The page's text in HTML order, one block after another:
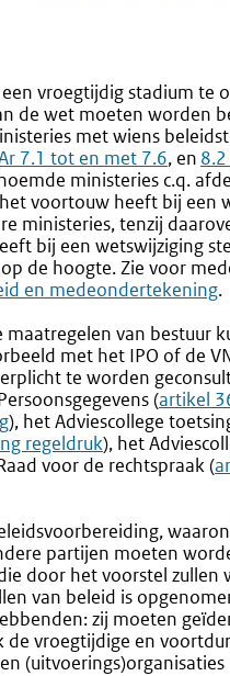
vroegtijdig stadium te
de wet moeten worden
met wiens
7.1 tot en met 7.6, en 8.2
ministeries c.q.
voortouw heeft bij een
ministeries, tenzij
bij een wetswijziging
de hoogte. Zie voor
en medeondertekening.
van bestuur
met het IPO of de
te worden
(Externe
link:
artikel
), het Adviescollege
regeldruk), het
voor de rechtspraak (
partijen moeten
door het voorstel zullen
van beleid is
zij moeten
de vroegtijdige en